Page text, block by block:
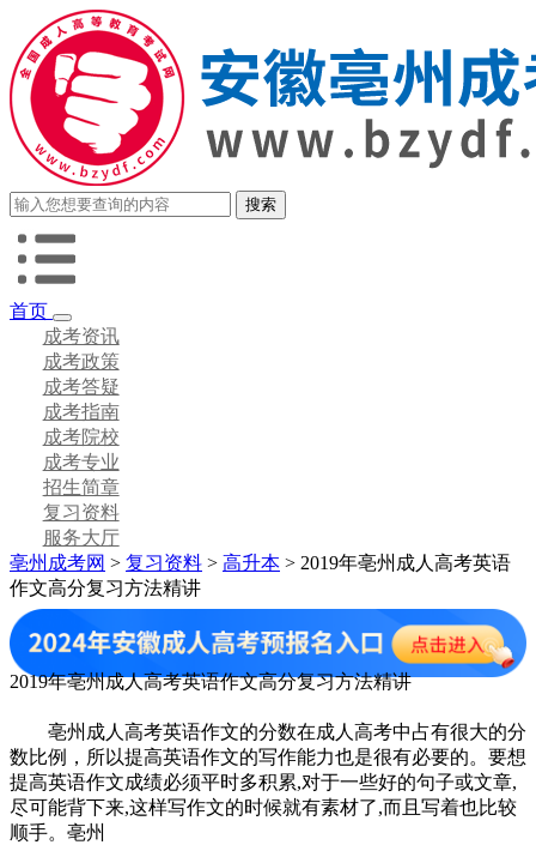
首页
成考资讯
成考政策
成考答疑
成考指南
成考院校
成考专业
招生简章
复习资料
服务大厅
亳州成考网 > 复习资料 > 高升本 > 2019年亳州成人高考英语
作文高分复习方法精讲
2019年亳州成人高考英语作文高分复习方法精讲
亳州成人高考英语作文的分数在成人高考中占有很大的分
数比例，所以提高英语作文的写作能力也是很有必要的。要想
提高英语作文成绩必须平时多积累,对于一些好的句子或文章,
尽可能背下来,这样写作文的时候就有素材了,而且写着也比较
顺手。亳州